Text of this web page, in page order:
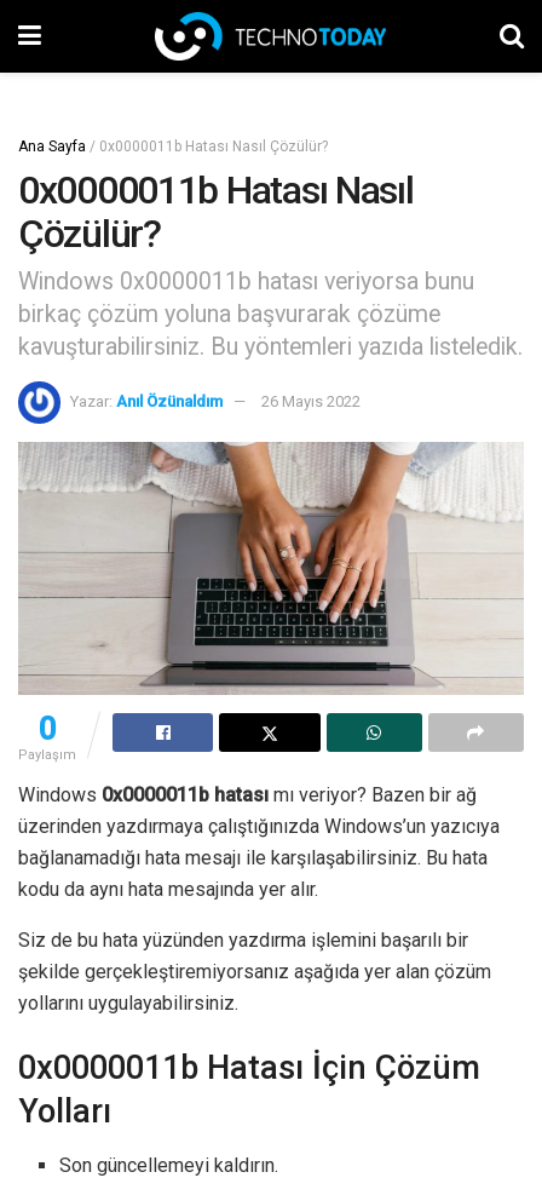
Ana Sayfa / 0x0000011b Hatası Nasıl Çözülür?
0x0000011b Hatası Nasıl
Çözülür?
Windows 0x0000011b hatası veriyorsa bunu
birkaç çözüm yoluna başvurarak çözüme
kavuşturabilirsiniz. Bu yöntemleri yazıda listeledik.
Yazar: Anıl Özünaldım 26 Mayıs 2022
0
Paylaşım
Windows 0x0000011b hatası mı veriyor? Bazen bir ağ
üzerinden yazdırmaya çalıştığınızda Windows’un yazıcıya
bağlanamadığı hata mesajı ile karşılaşabilirsiniz. Bu hata
kodu da aynı hata mesajında yer alır.
Siz de bu hata yüzünden yazdırma işlemini başarılı bir
şekilde gerçekleştiremiyorsanız aşağıda yer alan çözüm
yollarını uygulayabilirsiniz.
0x0000011b Hatası İçin Çözüm
Yolları
Son güncellemeyi kaldırın.